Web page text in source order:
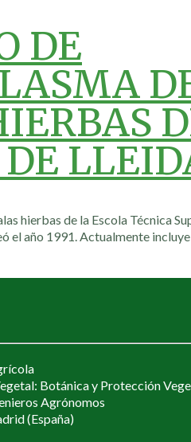
DE
DE
hierbas de la Escola Técnica
el año 1991. Actualmente incluye
Botánica y Protección
Agrónomos
(España)